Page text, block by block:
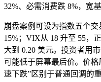
32%、必需消费跌 8%，宽
崩盘案例可设为指数五个交
15%； VIX从 18 升至 55，
大到 0.20 美元。投资者用
可能低于屏幕最后价。价
速下跌”区别于普通回调的重